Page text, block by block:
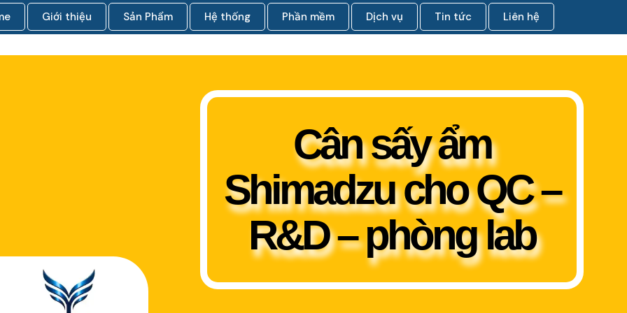
Giới thiệu Sản Phẩm Hệ thống Phần mềm Dịch vụ Tin tức Liên hệ
Cân sấy ẩm
Shimadzu cho QC –
R&D – phòng lab